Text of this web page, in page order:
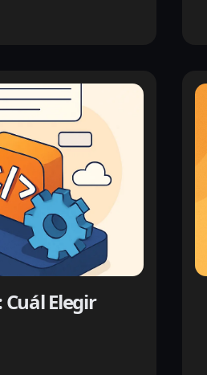
Elegir